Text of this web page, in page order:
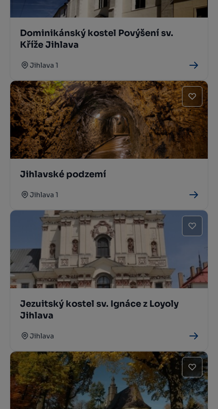
Dominikánský kostel Povýšení sv.
Kříže Jihlava
Jihlava 1
Jihlavské podzemí
Jihlava 1
Jezuitský kostel sv. Ignáce z Loyoly
Jihlava
Jihlava